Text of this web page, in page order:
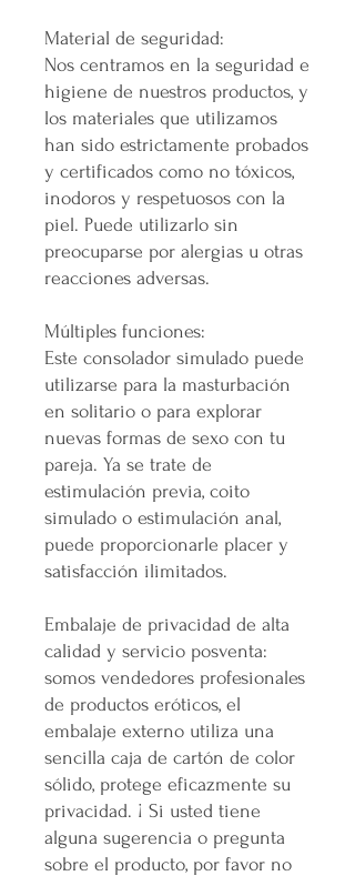
Material de seguridad:
Nos centramos en la seguridad e
higiene de nuestros productos, y
los materiales que utilizamos
han sido estrictamente probados
y certificados como no tóxicos,
inodoros y respetuosos con la
piel. Puede utilizarlo sin
preocuparse por alergias u otras
reacciones adversas.
Múltiples funciones:
Este consolador simulado puede
utilizarse para la masturbación
en solitario o para explorar
nuevas formas de sexo con tu
pareja. Ya se trate de
estimulación previa, coito
simulado o estimulación anal,
puede proporcionarle placer y
satisfacción ilimitados.
Embalaje de privacidad de alta
calidad y servicio posventa:
somos vendedores profesionales
de productos eróticos, el
embalaje externo utiliza una
sencilla caja de cartón de color
sólido, protege eficazmente su
privacidad. ¡ Si usted tiene
alguna sugerencia o pregunta
sobre el producto, por favor no